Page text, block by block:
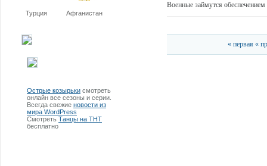
Турция Афганистан
Острые козырьки смотреть
онлайн все сезоны и серии.
Всегда свежие новости из
мира WordPress
Смотреть Танцы на ТНТ
бесплатно
Военные займутся
« первая «